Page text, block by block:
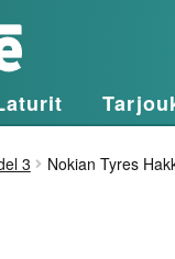
3 Nokian Tyres